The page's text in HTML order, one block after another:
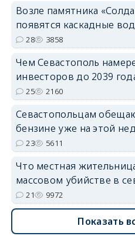
Возле памятника
появятся каскадные
28 3858
Чем Севастополь
инвесторов до 2039
25 2160
Севастопольцам
бензине уже на этой
23 5611
Что местная
массовом убийстве в
21 9972
Показать